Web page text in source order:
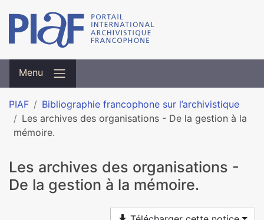
Menu
PIAF
Bibliographie francophone sur l’archivistique
Les archives des organisations - De la gestion à la
mémoire.
Les archives des organisations -
De la gestion à la mémoire.